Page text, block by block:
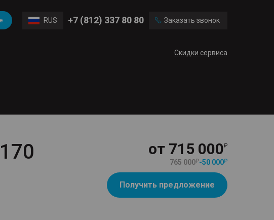
RUS +7 (812) 337 80 80 Заказать звонок
Скидки сервиса
от 715 000
765 000 -50 000
Получить предложение